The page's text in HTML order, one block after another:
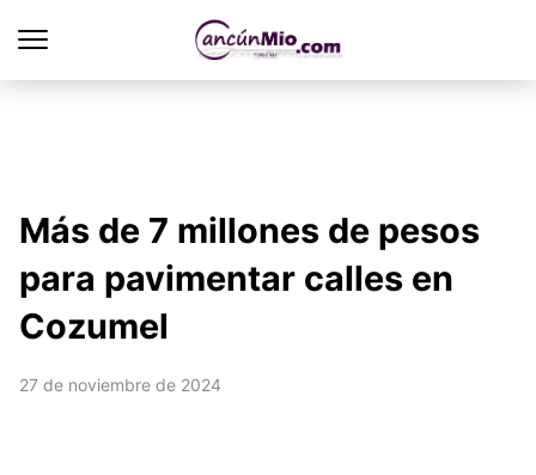
Más de 7 millones de pesos
para pavimentar calles en
Cozumel
27 de noviembre de 2024